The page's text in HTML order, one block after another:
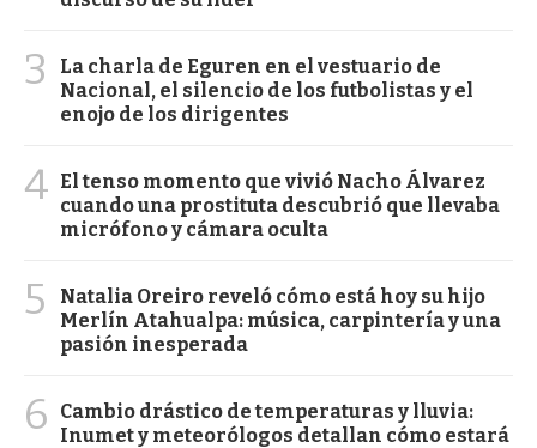
3
La charla de Eguren en el vestuario de
Nacional, el silencio de los futbolistas y el
enojo de los dirigentes
4 El tenso momento que vivió Nacho Álvarez
cuando una prostituta descubrió que llevaba
micrófono y cámara oculta
5
Natalia Oreiro reveló cómo está hoy su hijo
Merlín Atahualpa: música, carpintería y una
pasión inesperada
6
Cambio drástico de temperaturas y lluvia:
Inumet y meteorólogos detallan cómo estará